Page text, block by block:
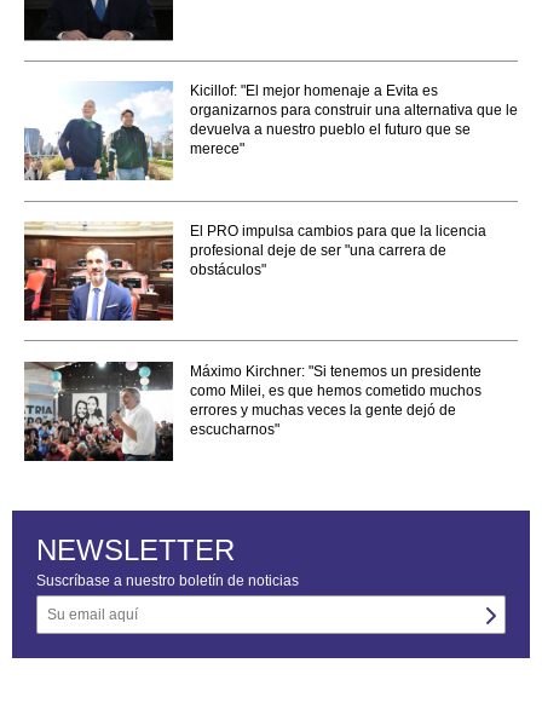
Kicillof: "El mejor homenaje a Evita es
organizarnos para construir una alternativa que le
devuelva a nuestro pueblo el futuro que se
merece"
El PRO impulsa cambios para que la licencia
profesional deje de ser "una carrera de
obstáculos"
Máximo Kirchner: "Si tenemos un presidente
como Milei, es que hemos cometido muchos
errores y muchas veces la gente dejó de
escucharnos"
NEWSLETTER
Suscríbase a nuestro boletín de noticias